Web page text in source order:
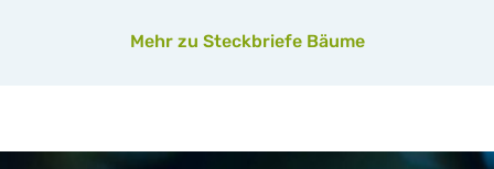
Mehr zu Steckbriefe Bäume